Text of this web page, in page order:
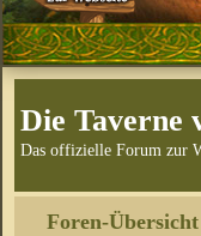
Die Taverne
Das offizielle Forum zur
Foren-Übersicht